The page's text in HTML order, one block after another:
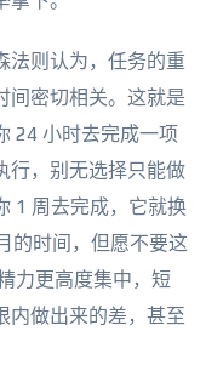
法则认为，任务的重
间密切相关。这就是
24 小时去完成一项
行，别无选择只能做
1 周去完成，它就换
的时间，但愿不要这
力更高度集中，短
内做出来的差，甚至